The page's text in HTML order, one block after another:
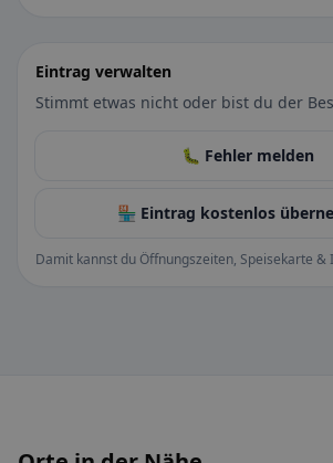
Eintrag verwalten
Stimmt etwas nicht oder bist du der
🐛 Fehler melden
🏪 Eintrag kostenlos
Damit kannst du Öffnungszeiten, Speisekarte &